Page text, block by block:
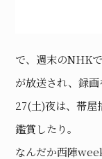
で、週末のNHK
が放送され、録画
27(土)夜は、帯屋
鑑賞したり。
なんだか西陣